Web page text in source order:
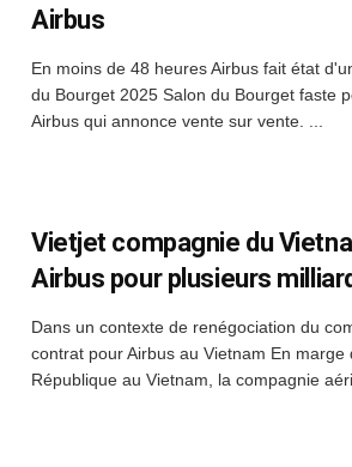
Airbus
En moins de 48 heures Airbus fait état
du Bourget 2025 Salon du Bourget faste
Airbus qui annonce vente sur vente. ...
Vietjet compagnie du
Airbus pour plusieurs
Dans un contexte de renégociation du
contrat pour Airbus au Vietnam En
République au Vietnam, la compagnie